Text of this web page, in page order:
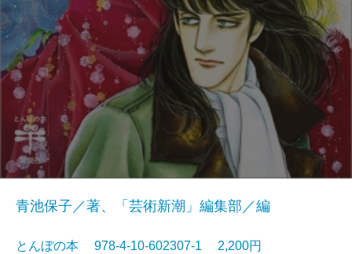
青池保子／著、「芸術新潮」編集部／編
とんぼの本 978-4-10-602307-1 2,200円